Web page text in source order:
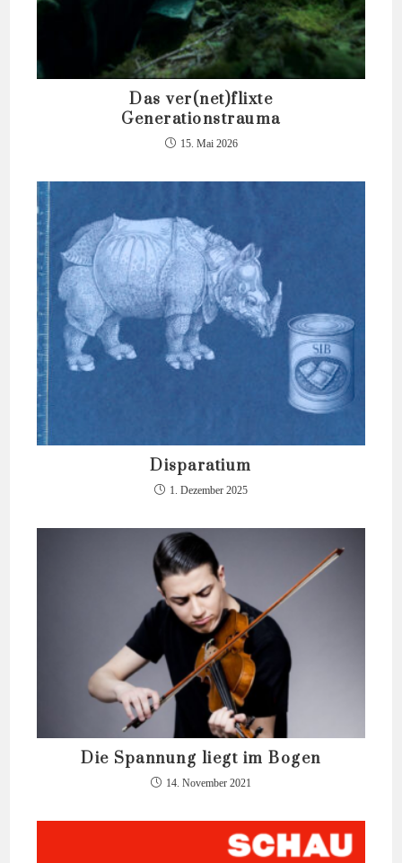
Das ver(net)flixte
Generationstrauma
15. Mai 2026
Disparatium
1. Dezember 2025
Die Spannung liegt im Bogen
14. November 2021